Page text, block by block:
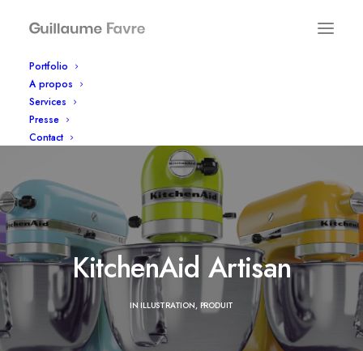
Portfolio
A propos
Services
Presse
Contact
KitchenAid Artisan
INILLUSTRATION, PRODUIT